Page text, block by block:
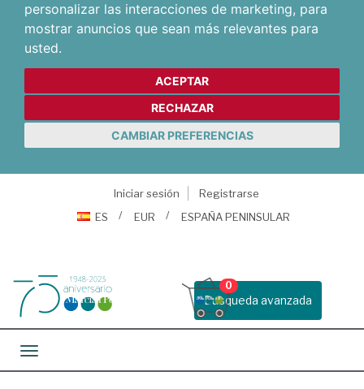
personalizar las interacciones de marketing, para
mostrar anuncios que sean más relevantes para
usted.
ACEPTAR
RECHAZAR
CAMBIAR PREFERENCIAS
Iniciar sesión
Registrarse
ES
EUR ESPAÑA PENINSULAR
Busqueda avanzada
0
Toggle navigation